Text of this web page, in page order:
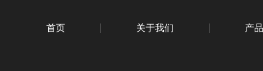
首页 关于我们 产